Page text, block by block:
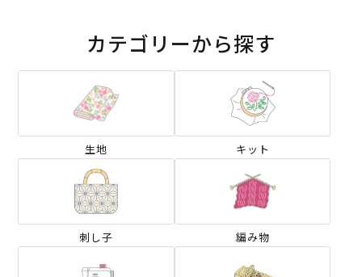
カテゴリーから探す
生地 キット
刺し子 編み物